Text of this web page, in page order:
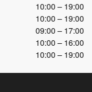
10:00 – 19:00
10:00 – 19:00
09:00 – 17:00
10:00 – 16:00
10:00 – 19:00